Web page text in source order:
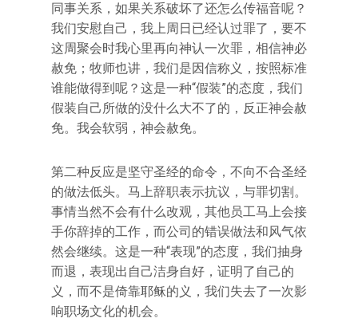
同事关系，如果关系破坏了还怎么传福音呢？
我们安慰自己，我上周日已经认过罪了，要不
这周聚会时我心里再向神认一次罪，相信神必
赦免；牧师也讲，我们是因信称义，按照标准
谁能做得到呢？这是一种“假装”的态度，我们
假装自己所做的没什么大不了的，反正神会赦
免。我会软弱，神会赦免。
第二种反应是坚守圣经的命令，不向不合圣经
的做法低头。马上辞职表示抗议，与罪切割。
事情当然不会有什么改观，其他员工马上会接
手你辞掉的工作，而公司的错误做法和风气依
然会继续。这是一种“表现”的态度，我们抽身
而退，表现出自己洁身自好，证明了自己的
义，而不是倚靠耶稣的义，我们失去了一次影
响职场文化的机会。